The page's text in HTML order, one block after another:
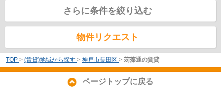
さらに条件を絞り込む
物件リクエスト
TOP > (賃貸)地域から探す > 神戸市長田区 > 苅藻通の賃貸
ページトップに戻る